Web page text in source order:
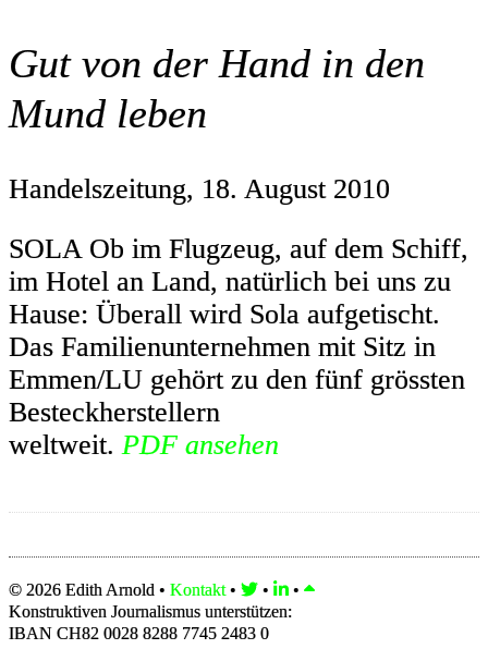
Gut von der Hand in den
Mund leben
Handelszeitung, 18. August 2010
SOLA Ob im Flugzeug, auf dem Schiff,
im Hotel an Land, natürlich bei uns zu
Hause: Überall wird Sola aufgetischt.
Das Familienunternehmen mit Sitz in
Emmen/LU gehört zu den fünf grössten
Besteckherstellern
weltweit.PDF ansehen
© 2026 Edith Arnold • Kontakt• •
•
Konstruktiven Journalismus unterstützen:
IBAN CH82 0028 8288 7745 2483 0